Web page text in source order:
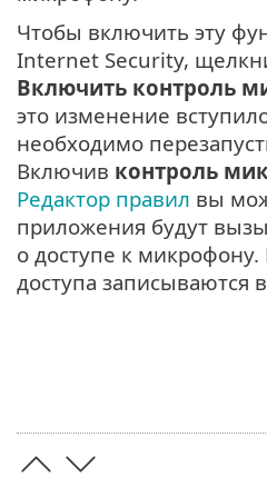
Чтобы включить эту
Internet Security,
Включить контроль
это изменение
необходимо
Включив контроль
Редактор правил вы
приложения будут
о доступе к микрофону.
доступа записываются в